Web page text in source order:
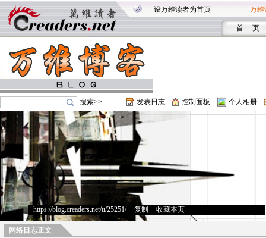
设万维读者为首页 万维
首 页
搜索>> 发表日志 控制面板 个人相册
https://blog.creaders.net/u/25251/> 复制 收藏本页
网络日志正文